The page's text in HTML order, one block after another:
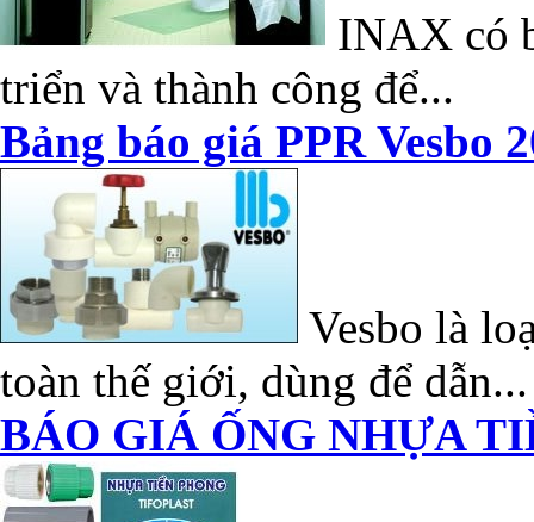
INAX có
triển và thành công để...
Bảng báo giá PPR Vesbo
Vesbo là
toàn thế giới, dùng để dẫn...
BÁO GIÁ ỐNG NHỰA